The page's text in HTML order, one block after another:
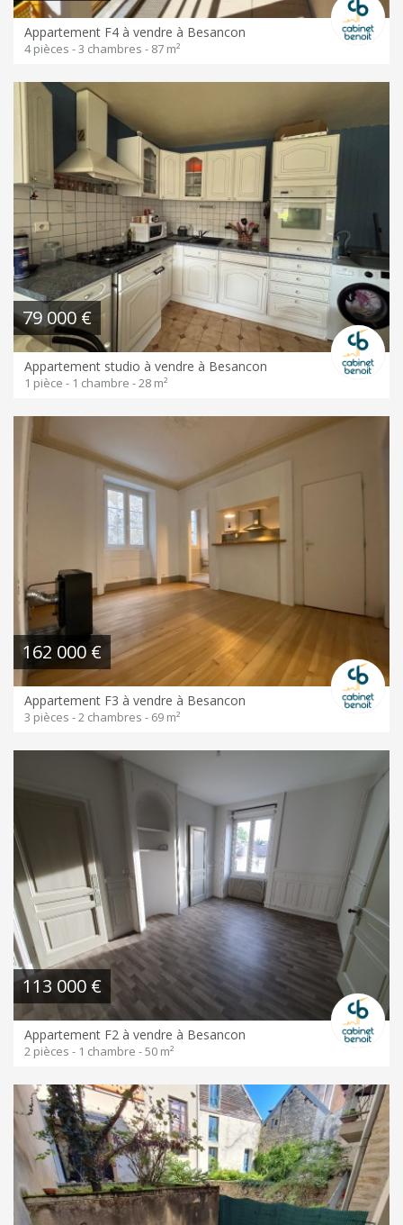
Appartement F4 à vendre à Besancon
4 pièces - 3 chambres - 87 m²
79 000 €
Appartement studio à vendre à Besancon
1 pièce - 1 chambre - 28 m²
162 000 €
Appartement F3 à vendre à Besancon
3 pièces - 2 chambres - 69 m²
113 000 €
Appartement F2 à vendre à Besancon
2 pièces - 1 chambre - 50 m²